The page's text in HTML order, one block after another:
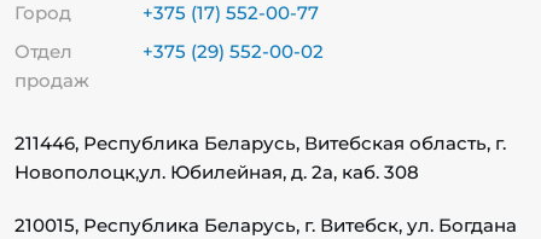
Город
+375 (17) 552-00-77
Отдел
продаж
+375 (29) 552-00-02
211446, Республика Беларусь, Витебская область, г.
Новополоцк,ул. Юбилейная, д. 2а, каб. 308
210015, Республика Беларусь, г. Витебск, ул. Богдана